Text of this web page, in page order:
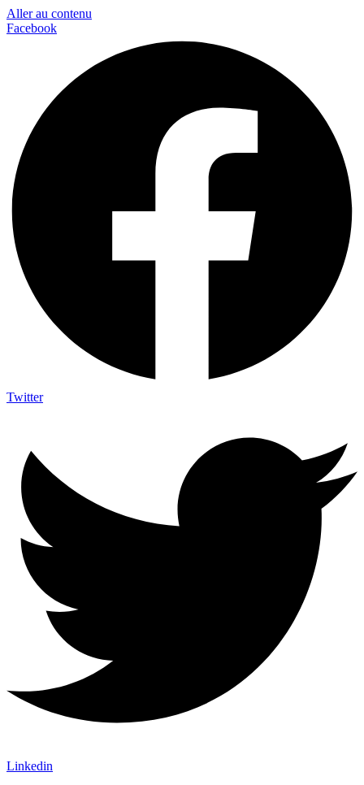
Aller au contenu
Facebook
Twitter
Linkedin